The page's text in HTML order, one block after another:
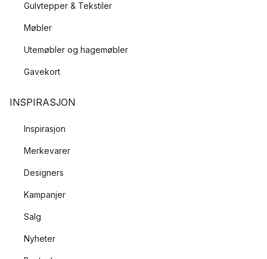
Gulvtepper & Tekstiler
Møbler
Utemøbler og hagemøbler
Gavekort
INSPIRASJON
Inspirasjon
Merkevarer
Designers
Kampanjer
Salg
Nyheter